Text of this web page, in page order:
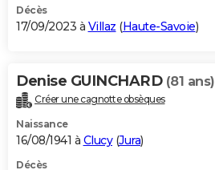
Décès
17/09/2023 à Villaz (Haute-Savoie)
Denise GUINCHARD (81 ans)
Créer une cagnotte obsèques
Naissance
16/08/1941 à Clucy(Jura)
Décès